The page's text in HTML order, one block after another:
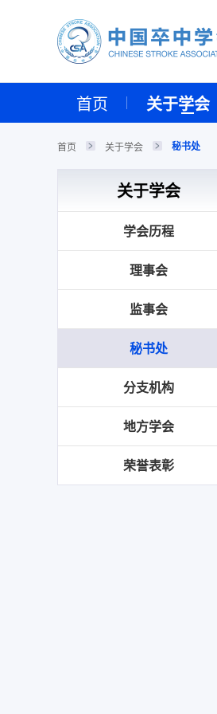
首页 关于学会
首页 关于学会 秘书处
关于学会
学会历程
理事会
监事会
秘书处
分支机构
地方学会
荣誉表彰